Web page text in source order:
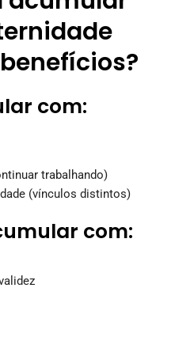
com:
trabalhando)
(vínculos distintos)
com: